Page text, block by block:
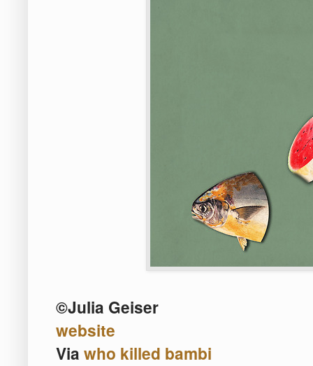
©Julia Geiser
website
Via who killed bambi